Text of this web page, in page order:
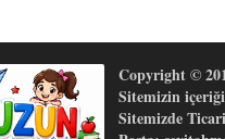
Copyright ©
Sitemizin
Sitemizde